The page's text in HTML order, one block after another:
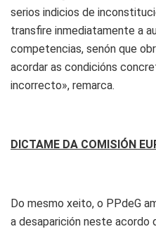
serios indicios de
transfire inmediatamente a
competencias, senón que
acordar as condicións
incorrecto», remarca.
DICTAME DA COMISIÓN
Do mesmo xeito, o PPdeG
a desaparición neste acordo